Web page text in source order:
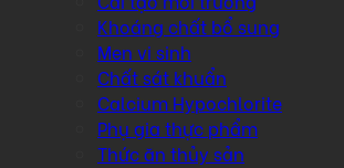
Khoáng chất bổ sung
Men vi sinh
Chất sát khuẩn
Calcium Hypochlorite
Phụ gia thực phẩm
Thức ăn thủy sản